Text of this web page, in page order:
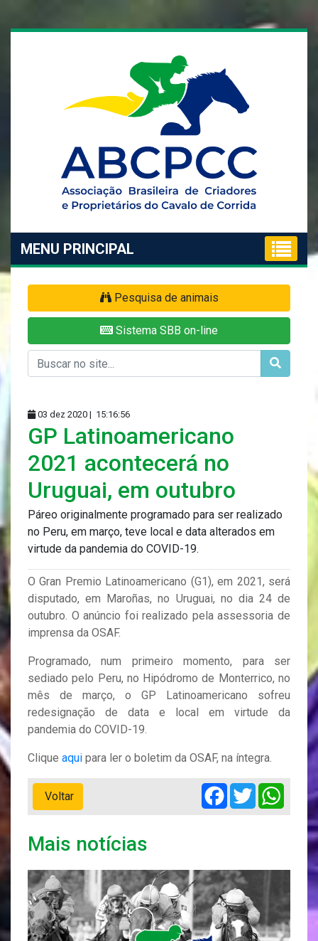
MENU PRINCIPAL
Pesquisa de animais
Sistema SBB on-line
03 dez 2020 | 15:16:56
GP Latinoamericano
2021 acontecerá no
Uruguai, em outubro
Páreo originalmente programado para ser realizado
no Peru, em março, teve local e data alterados em
virtude da pandemia do COVID-19.
O Gran Premio Latinoamericano (G1), em 2021, será
disputado, em Maroñas, no Uruguai, no dia 24 de
outubro. O anúncio foi realizado pela assessoria de
imprensa da OSAF.
Programado, num primeiro momento, para ser
sediado pelo Peru, no Hipódromo de Monterrico, no
mês de março, o GP Latinoamericano sofreu
redesignação de data e local em virtude da
pandemia do COVID-19.
Clique aqui para ler o boletim da OSAF, na íntegra.
Voltar
Facebook
Twitter
Mais notícias